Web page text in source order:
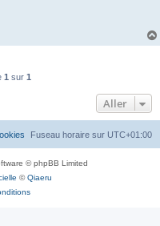
1 sur 1
Aller
Fuseau horaire sur UTC+01:00
© phpBB Limited
©Qiaeru